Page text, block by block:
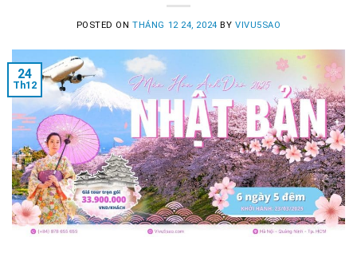
POSTED ONTHÁNG 12 24, 2024 BY VIVU5SAO
24
Th12